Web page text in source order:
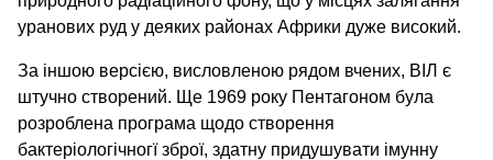
уранових руд у деяких районах Африки дуже високий.
За іншою версією, висловленою рядом вчених, ВІЛ є
штучно створений. Ще 1969 року Пентагоном була
розроблена програма щодо створення
бактеріологічногї зброї, здатну придушувати імунну